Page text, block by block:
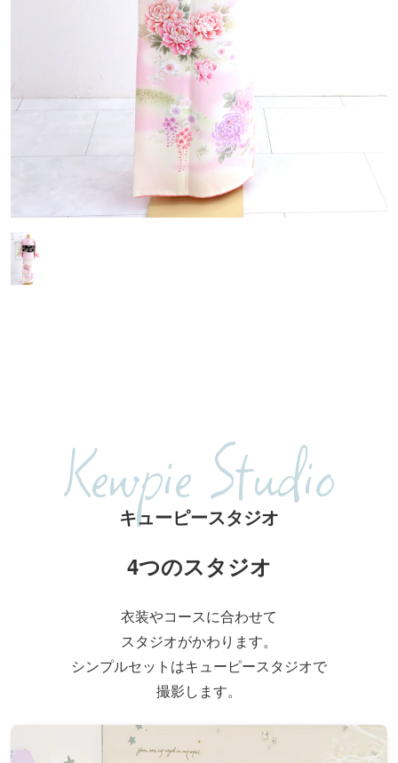
Kewpie Studio
キューピースタジオ
4つのスタジオ
衣装やコースに合わせて
スタジオがかわります。
シンプルセットはキューピースタジオで
撮影します。